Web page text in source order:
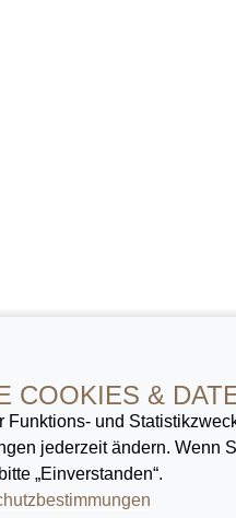
COOKIES &
und
jederzeit ändern. Wenn
„Einverstanden“.